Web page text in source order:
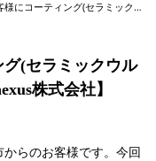
グ(セラミックウルトラ) 新型フェアレディZ【nexus株式会社】
(セラミックウル
株式会社】
らのお客様です。今回